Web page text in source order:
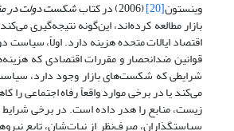
وینستون[20] (2006) در کتاب شکست دولت در
بازار مطالعه کرده‌اند، این‌گونه
اقتصاد ایالات متحده هزینه دارد. اولاً،
قوانین ضدانحصار و مقررات اقتصادی که
شرایطی که شکست‌های بازار وجود دارد،
می‌کند یا در برخی موارد واقعاً رفاه
‌زیست، منابع را هدر داده است. در برخی